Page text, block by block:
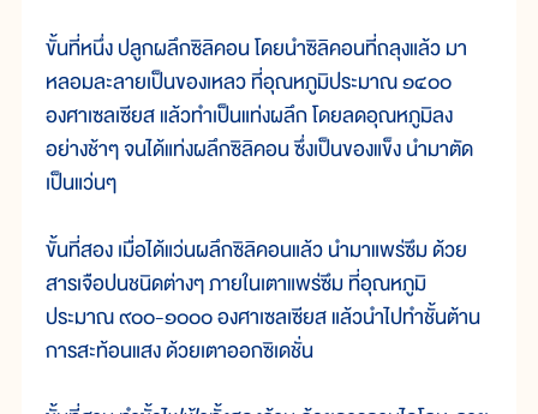
ขั้นที่หนึ่ง ปลูกผลึกซิลิคอน โดยนำซิลิคอนที่ถลุงแล้ว มา
หลอมละลายเป็นของเหลว ที่อุณหภูมิประมาณ ๑๔๐๐
องศาเซลเซียส แล้วทำเป็นแท่งผลึก โดยลดอุณหภูมิลง
อย่างช้าๆ จนได้แท่งผลึกซิลิคอน ซึ่งเป็นของแข็ง นำมาตัด
เป็นแว่นๆ
ขั้นที่สอง เมื่อได้แว่นผลึกซิลิคอนแล้ว นำมาแพร่ซึม ด้วย
สารเจือปนชนิดต่างๆ ภายในเตาแพร่ซึม ที่อุณหภูมิ
ประมาณ ๙๐๐-๑๐๐๐ องศาเซลเซียส แล้วนำไปทำชั้นต้าน
การสะท้อนแสง ด้วยเตาออกซิเดชั่น